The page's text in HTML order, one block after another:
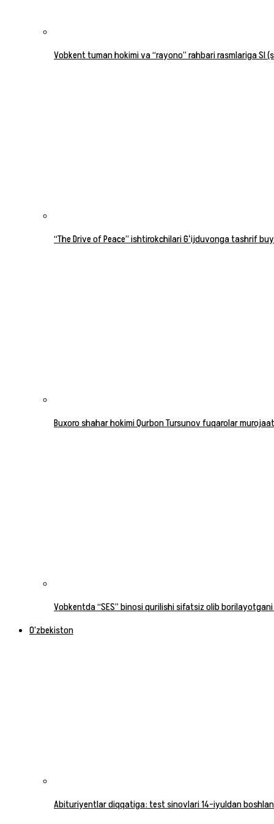
Vobkent tuman hokimi va “rayono” rahbari rasmlariga
“The Drive of Peace” ishtirokchilari Gʻijduvonga tashrif
Buxoro shahar hokimi Qurbon Tursunov fuqarolar
Vobkentda “SES” binosi qurilishi sifatsiz olib
O‘zbekiston
Abituriyentlar diqqatiga: test sinovlari 14-iyuldan